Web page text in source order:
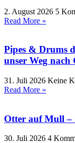
2. August 2026 5
Read More »
Pipes & Drums
unser Weg nach
31. Juli 2026 Keine
Read More »
Otter auf Mull –
30. Juli 2026 4